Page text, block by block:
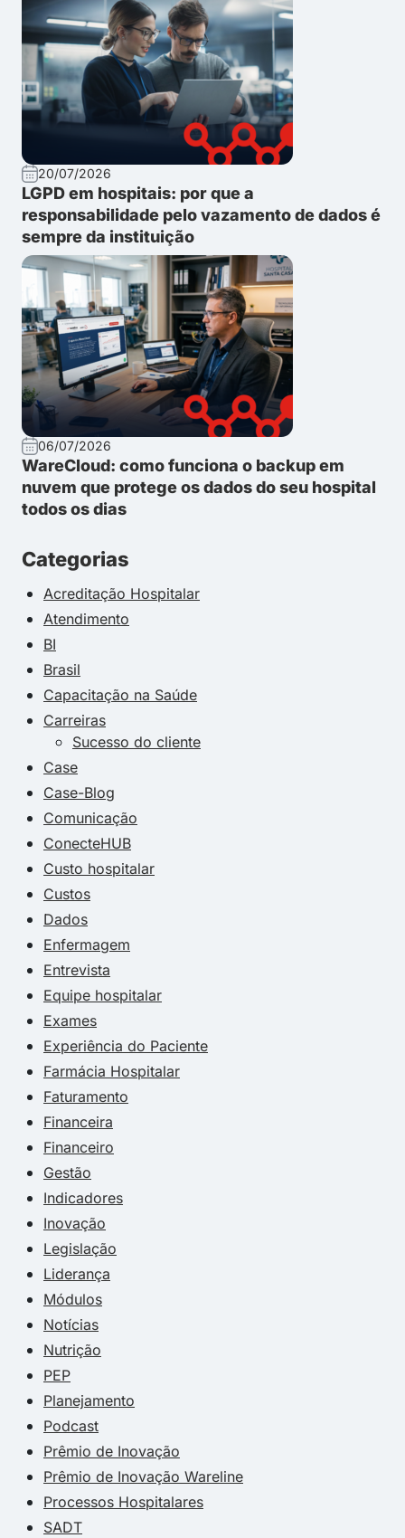
20/07/2026
LGPD em hospitais: por que a
responsabilidade pelo vazamento de dados é
sempre da instituição
06/07/2026
WareCloud: como funciona o backup em
nuvem que protege os dados do seu hospital
todos os dias
Categorias
Acreditação Hospitalar
Atendimento
BI
Brasil
Capacitação na Saúde
Carreiras
Sucesso do cliente
Case
Case-Blog
Comunicação
ConecteHUB
Custo hospitalar
Custos
Dados
Enfermagem
Entrevista
Equipe hospitalar
Exames
Experiência do Paciente
Farmácia Hospitalar
Faturamento
Financeira
Financeiro
Gestão
Indicadores
Inovação
Legislação
Liderança
Módulos
Notícias
Nutrição
PEP
Planejamento
Podcast
Prêmio de Inovação
Prêmio de Inovação Wareline
Processos Hospitalares
SADT